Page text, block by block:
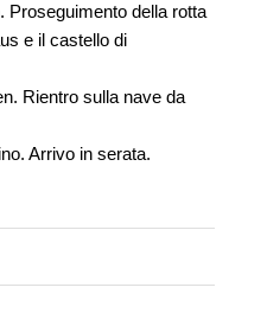
Proseguimento della rotta
e il castello di
Rientro sulla nave da
Arrivo in serata.